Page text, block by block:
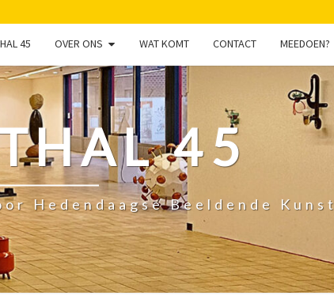
45 OVER ONS WAT KOMT CONTACT MEEDOEN?
45
Hedendaagse Beeldende Kunst